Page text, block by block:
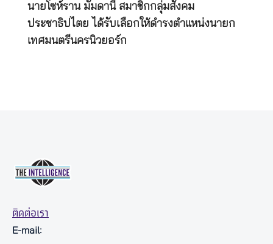
นายโซห์ราน มัมดานี สมาชิกกลุ่มสังคม​
ประชาธิปไตย​ ได้รับเลือกให้ดำรงตำแหน่งนายก
เทศมนตรีนครนิวยอร์ก
ติดต่อเรา
E-mail: